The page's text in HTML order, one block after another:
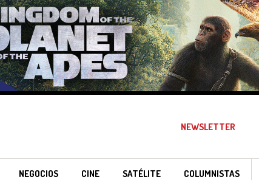
NEWSLETTER
NEGOCIOS CINE SATÉLITE COLUMNISTAS